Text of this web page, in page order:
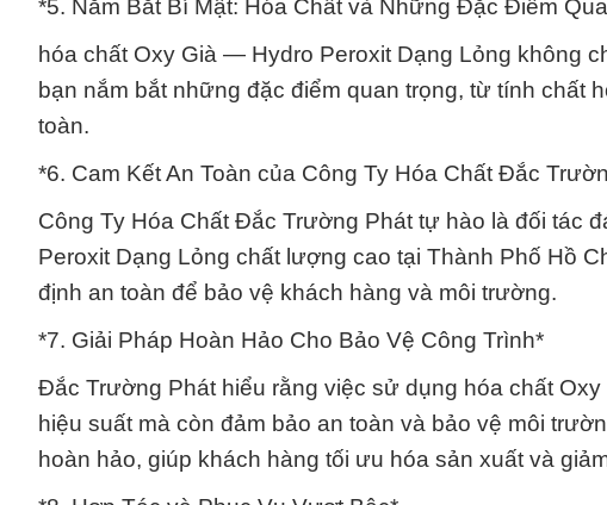
*5. Nắm Bắt Bí Mật: Hóa Chất và Những Đặc Điểm
hóa chất Oxy Già — Hydro Peroxit Dạng Lỏng không
bạn nắm bắt những đặc điểm quan trọng, từ tính chất
toàn.
*6. Cam Kết An Toàn của Công Ty Hóa Chất Đắc
Công Ty Hóa Chất Đắc Trường Phát tự hào là đối tác
Peroxit Dạng Lỏng chất lượng cao tại Thành Phố Hồ
định an toàn để bảo vệ khách hàng và môi trường.
*7. Giải Pháp Hoàn Hảo Cho Bảo Vệ Công Trình*
Đắc Trường Phát hiểu rằng việc sử dụng hóa chất
hiệu suất mà còn đảm bảo an toàn và bảo vệ môi
hoàn hảo, giúp khách hàng tối ưu hóa sản xuất và